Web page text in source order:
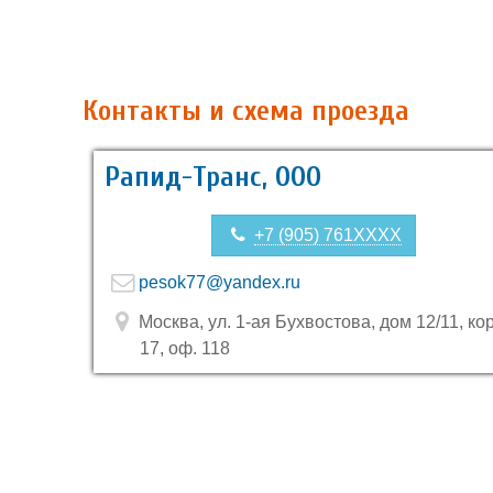
Контакты и схема проезда
Рапид-Транс, ООО
+7 (905) 761XXXX
pesok77@yandex.ru
Москва, ул. 1-ая Бухвостова, дом 12/11,
17, оф. 118